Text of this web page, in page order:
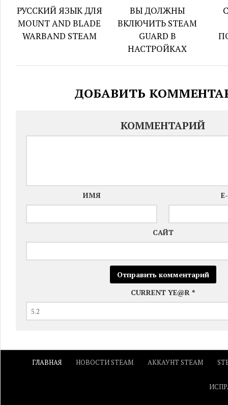
РУССКИЙ ЯЗЫК ДЛЯ
MOUNT AND BLADE
WARBAND STEAM
ВЫ ДОЛЖНЫ
ВКЛЮЧИТЬ STEAM
GUARD В
НАСТРОЙКАХ
ДОБАВИТЬ
КОММЕНТАРИЙ
ИМЯ
САЙТ
CURRENT YE@R *
ГЛАВНАЯ НОВОСТИ STEAM АККАУНТ STEAM